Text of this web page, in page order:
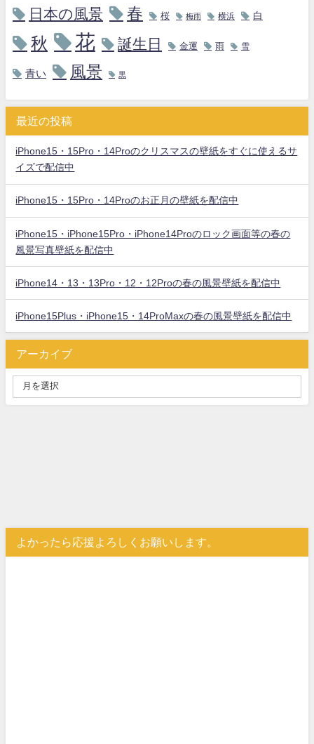
日本の風景 春 桜 梅雨 横浜 白
秋 花 誕生日 金運 雨 雪
青い 風景 黒
最近の投稿
iPhone15・15Pro・14Proのクリスマスの壁紙をすぐに使えるサ
イズで配信中
iPhone15・15Pro・14Proのお正月の壁紙を配信中
iPhone15・iPhone15Pro・iPhone14Proのロック画面等の春の
風景写真壁紙を配信中
iPhone14・13・13Pro・12・12Proの春の風景壁紙を配信中
iPhone15Plus・iPhone15・14ProMaxの春の風景壁紙を配信中
アーカイブ
よかったら応援よろしくお願いします。